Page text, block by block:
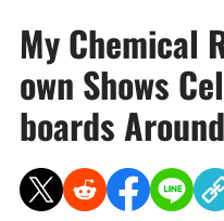
My Chemical
own Shows
boards